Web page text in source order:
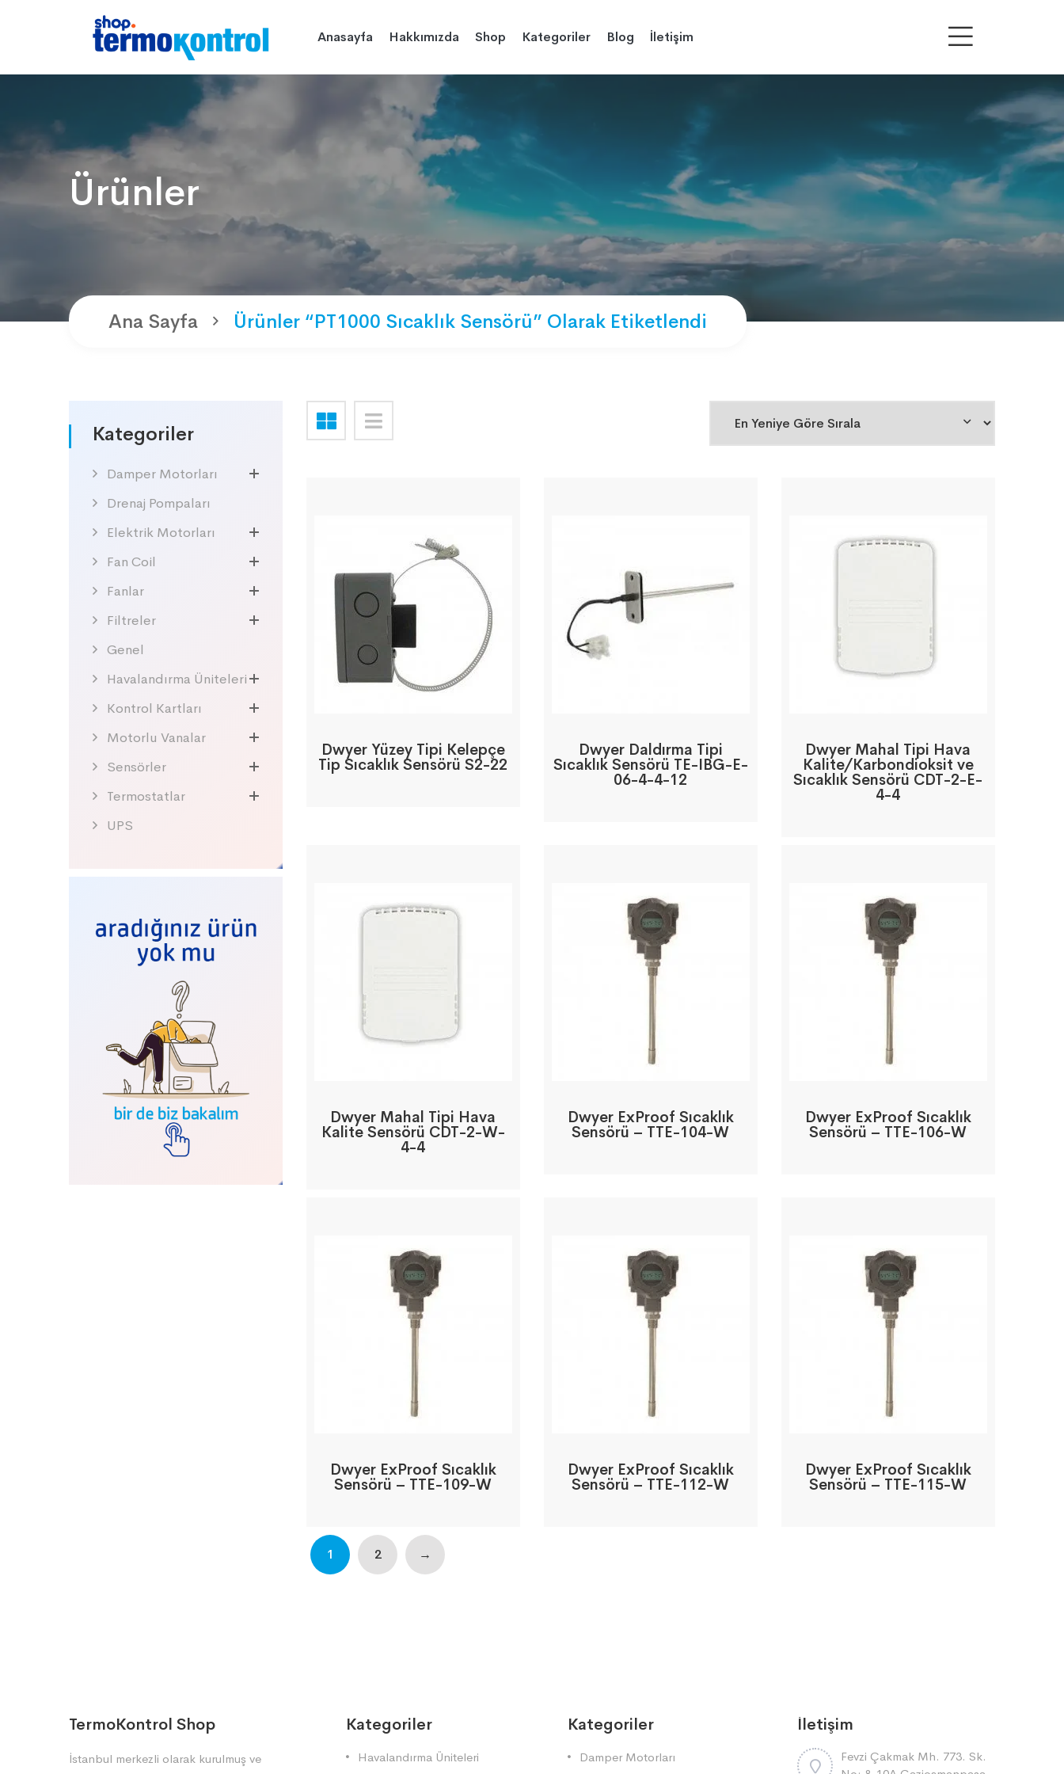
Anasayfa Hakkımızda Shop Kategoriler Blog İletişim
Ürünler
Ana Sayfa Ürünler “PT1000 Sıcaklık Sensörü” Olarak Etiketlendi
Kategoriler
Damper Motorları
Drenaj Pompaları
Elektrik Motorları
Fan Coil
Fanlar
Filtreler
Genel
Havalandırma Üniteleri
Kontrol Kartları
Motorlu Vanalar
Sensörler
Termostatlar
UPS
Dwyer Yüzey Tipi Kelepçe
Tip Sıcaklık Sensörü S2-22
Dwyer Daldırma Tipi
Sıcaklık Sensörü TE-IBG-E-
06-4-4-12
Dwyer Mahal Tipi Hava
Kalite/Karbondioksit ve
Sıcaklık Sensörü CDT-2-E-
4-4
Dwyer Mahal Tipi Hava
Kalite Sensörü CDT-2-W-
4-4
Dwyer ExProof Sıcaklık
Sensörü – TTE-104-W
Dwyer ExProof Sıcaklık
Sensörü – TTE-106-W
Dwyer ExProof Sıcaklık
Sensörü – TTE-109-W
Dwyer ExProof Sıcaklık
Sensörü – TTE-112-W
Dwyer ExProof Sıcaklık
Sensörü – TTE-115-W
1 2 →
TermoKontrol Shop
İstanbul merkezli olarak kurulmuş ve
Kategoriler
Havalandırma Üniteleri
Kategoriler
Damper Motorları
İletişim
Fevzi Çakmak Mh. 773. Sk.